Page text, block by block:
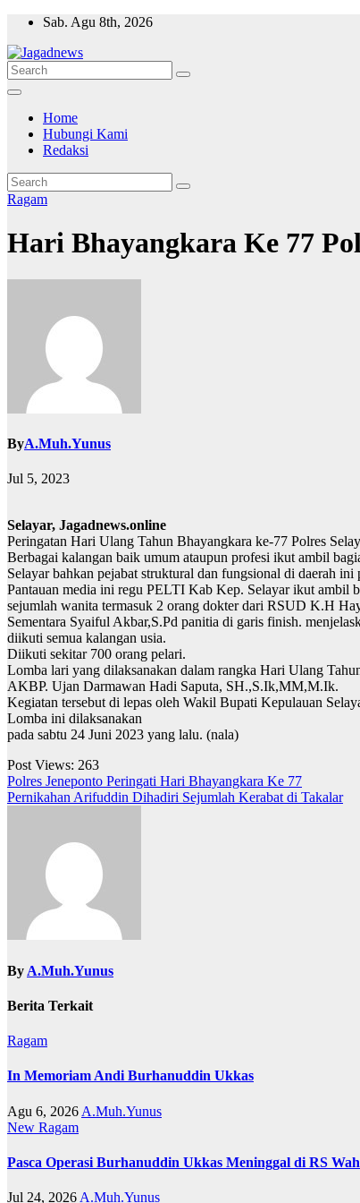
Skip
content
Sab. Agu 8th, 2026
Home
Hubungi Kami
Redaksi
Ragam
Hari Bhayangkara Ke 77
ByA.Muh.Yunus
Jul 5, 2023
Selayar, Jagadnews.online
Peringatan Hari Ulang Tahun Bhayangkara ke-77 Polres
Berbagai kalangan baik umum ataupun profesi ikut ambil
Selayar bahkan pejabat struktural dan fungsional di daerah ini
Pantauan media ini regu PELTI Kab Kep. Selayar ikut
sejumlah wanita termasuk 2 orang dokter dari RSUD K.H
Sementara Syaiful Akbar,S.Pd panitia di garis finish.
diikuti semua kalangan usia.
Diikuti sekitar 700 orang pelari.
Lomba lari yang dilaksanakan dalam rangka Hari Ulang
AKBP. Ujan Darmawan Hadi Saputa, SH.,S.Ik,MM,M.Ik.
Kegiatan tersebut di lepas oleh Wakil Bupati Kepulauan
Lomba ini dilaksanakan
pada sabtu 24 Juni 2023 yang lalu. (nala)
Post Views: 263
Navigasi
pos
Polres Jeneponto Peringati Hari Bhayangkara Ke 77
Pernikahan Arifuddin Dihadiri Sejumlah Kerabat di Takalar
By A.Muh.Yunus
Berita Terkait
Ragam
In Memoriam Andi Burhanuddin Ukkas
Agu 6, 2026 A.Muh.Yunus
New Ragam
Pasca Operasi Burhanuddin Ukkas Meninggal di RS
Jul 24, 2026 A.Muh.Yunus